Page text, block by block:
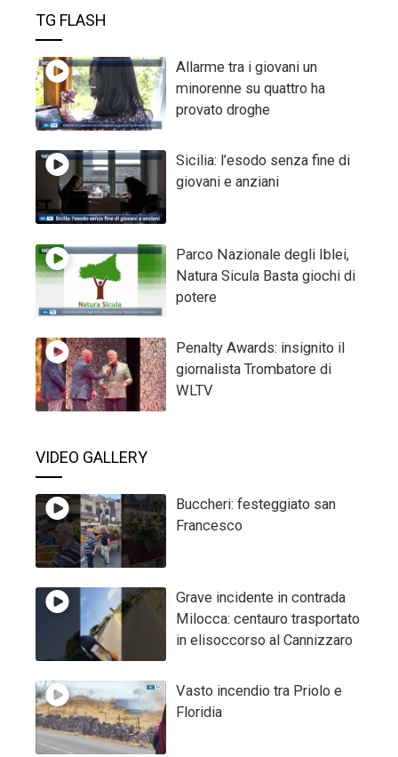
TG FLASH
Allarme tra i giovani un
minorenne su quattro ha
provato droghe
Sicilia: l’esodo senza fine di
giovani e anziani
Parco Nazionale degli Iblei,
Natura Sicula Basta giochi di
potere
Penalty Awards: insignito il
giornalista Trombatore di
WLTV
VIDEO GALLERY
Buccheri: festeggiato san
Francesco
Grave incidente in contrada
Milocca: centauro trasportato
in elisoccorso al Cannizzaro
Vasto incendio tra Priolo e
Floridia